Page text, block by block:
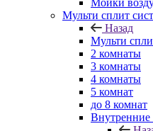
Мойки
Мульти сплит
Назад
Мульти
2 комнаты
3 комнаты
4 комнаты
5 комнат
до 8 комнат
Внутренние